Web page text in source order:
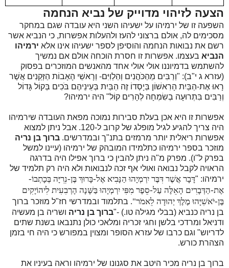
הצעה לזיהוי מדוייק של נביא הנחמה
השפעה זו של ירמיהו על ישעיהו השני היא עובדה שגם במחקר
מסכימים לה, אולם ברצוני להעז ולהעלות אפשרות, כי הנביא אשר
רשם את נבואות הנחמה והוסיפן לספר ישעיהו אינו אלא ירמיהו
הנביא בעצמו. אפשרות זו חסרת הוכחה אולם אם נמשיך
להשתמש בדמיוננו אולי אולי אחד מהאנשים המוזכרים בפסוק
(עזרא ג י"ב): "וְרַבִּים מֵהַכֹּהֲנִים וְהַלְוִיִּם- וְרָאשֵׁי הָאָבוֹת הַזְּקֵנִים אֲשֶׁר
רָאוּ אֶת-הַבַּיִת הָרִאשׁוֹן בְּיָסְדוֹ זֶה הַבַּיִת בְּעֵינֵיהֶם בֹּכִים בְּקוֹל גָּדוֹל
וְרַבִּים בִּתְרוּעָה בְשִׂמְחָה לְהָרִים קוֹל" היה ירמיהו?
אפשרות זו היא אכן בעלת סבירות נמוכה מפאת העובדה שירמיהו
היה צריך להגיע לגיל מופלג של קרוב ל-120. אבל ניתן למצוא
אפשרות ריאלית יותר מרמזים בתנ"ך ובמדרשים. ברוך בן נריה
מוזכר בספר ירמיהו כתלמידו המובהק של ירמיהו (עיינו למשל
בפרק ל"ו). מפרק מ"ה ניתן להבין כי ברוך אפילו היה בדרגה
הראויה לקבל נבואה ואולי אף זכה לנבואות ולא היה רק תלמיד של
ירמיהו: "דָּבָר אֲשֶׁר דִּבֶּר יִרְמְיָהוּ הַנָּבִיא אֶל-בָּרוּךְ בֶּן-נֵרִיָּה בְּכָתְבוֹ-
אֶת-הַדְּבָרִים הָאֵלֶּה עַל-סֵפֶר מִפִּי יִרְמְיָהוּ בַּשָּׁנָה הָרְבִעִית לִיהוֹיָקִים
בֶּן-יֹאשִׁיָּהוּ מֶלֶךְ יְהוּדָה לֵאמֹר". בתלמוד ובמדרשי חז"ל מוזכר ברוך
בן נריה כנביא (בבלי מגילה טו.) -"ברוך בן נריה ושריה בן מעשיה
ודניאל ומרדכי בלשן וחגי זכריה ומלאכי כולן נתנבאו בשנת שתים
לדריוש" וגם כרבו של עזרא הסופר ומצוין במפורש כי היה חי בזמן
הצהרת כורש.
ברוך בן נריה מכיר היטב את סגנונו של ירמיהו וראה בעיניו את